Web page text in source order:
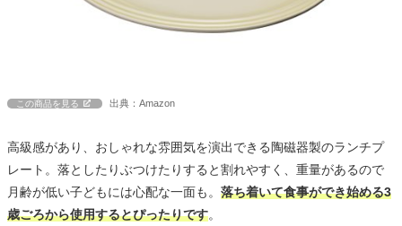
この商品を見る 出典：Amazon
高級感があり、おしゃれな雰囲気を演出できる陶磁器製のランチプ
レート。落としたりぶつけたりすると割れやすく、重量があるので
月齢が低い子どもには心配な一面も。 落ち着いて食事ができ始める3
歳ごろから使用するとぴったりです。